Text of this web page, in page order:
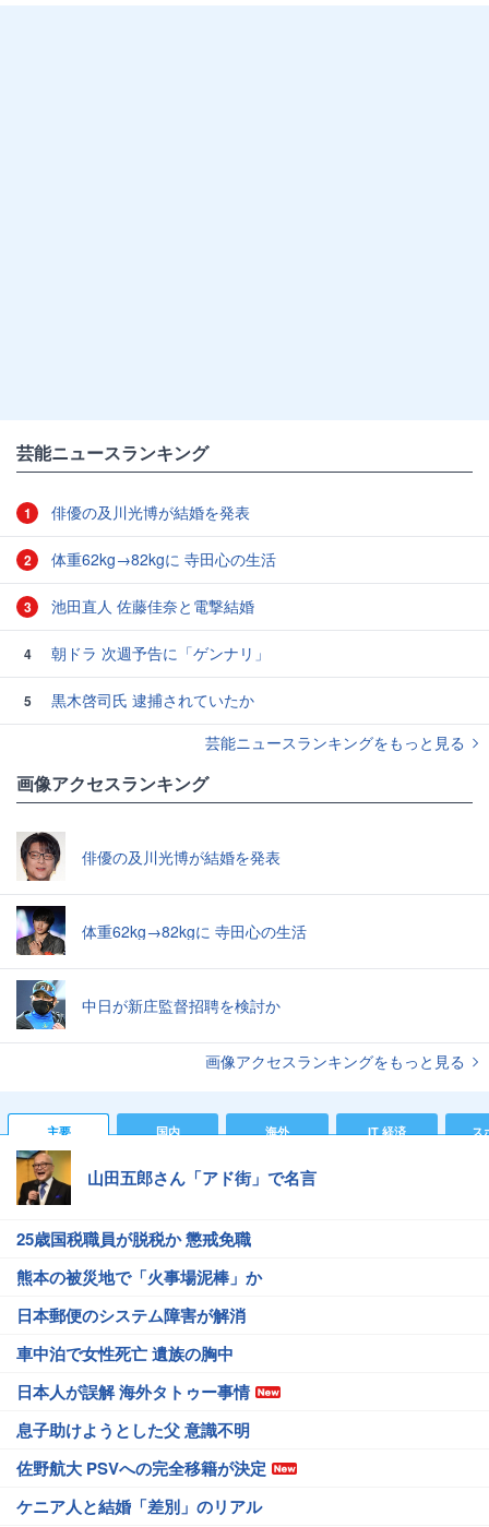
芸能ニュースランキング
1 俳優の及川光博が結婚を発表
2 体重62kg→82kgに 寺田心の生活
3 池田直人 佐藤佳奈と電撃結婚
4 朝ドラ 次週予告に「ゲンナリ」
5
黒木啓司氏 逮捕されていたか
芸能ニュースランキングをもっと見る
画像アクセスランキング
俳優の及川光博が結婚を発表
体重62kg→82kgに 寺田心の生活
中日が新庄監督招聘を検討か
画像アクセスランキングをもっと見る
主要 国内 海外 IT 経済 ス
山田五郎さん「アド街」で名言
25歳国税職員が脱税か 懲戒免職
熊本の被災地で「火事場泥棒」か
日本郵便のシステム障害が解消
車中泊で女性死亡 遺族の胸中
日本人が誤解 海外タトゥー事情
息子助けようとした父 意識不明
佐野航大 PSVへの完全移籍が決定
ケニア人と結婚「差別」のリアル